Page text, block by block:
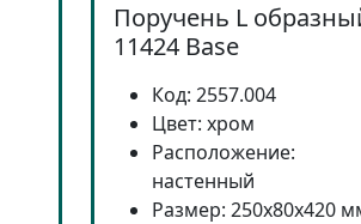
Поручень L
11424 Base
Код: 2557.004
Цвет: хром
Расположение:
настенный
Размер: 250x80x420